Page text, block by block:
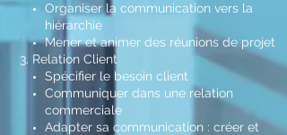
Organiser la communication vers la
hiérarchie
Mener et animer des réunions de projet
3. Relation Client
Spécifier le besoin client
Communiquer dans une relation
commerciale
Adapter sa communication : créer et